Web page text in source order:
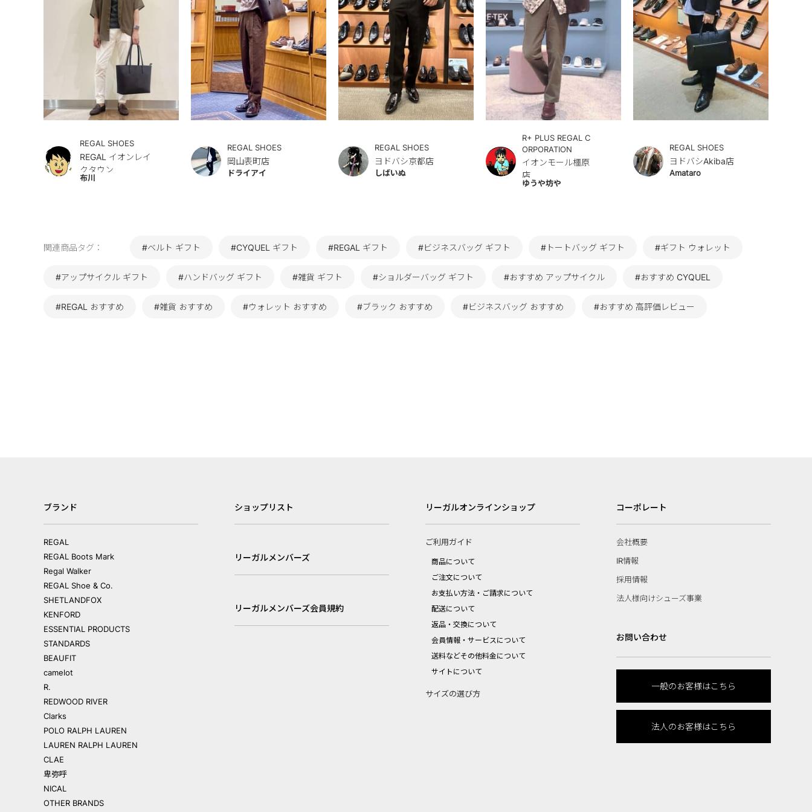
REGAL SHOES
REGAL イオンレイ
クタウン
布川
REGAL SHOES
岡山表町店
ドライアイ
REGAL SHOES
ヨドバシ京都店
しばいぬ
R+ PLUS REGAL C
ORPORATION
イオンモール橿原
店
ゆうや坊や
REGAL SHOES
ヨドバシAkiba店
Amataro
関連商品タグ： #ベルト ギフト #CYQUEL ギフト #REGAL ギフト #ビジネスバッグ ギフト #トートバッグ ギフト #ギフト ウォレット
#アップサイクル ギフト #ハンドバッグ ギフト #雑貨 ギフト #ショルダーバッグ ギフト #おすすめ アップサイクル #おすすめ CYQUEL
#REGAL おすすめ #雑貨 おすすめ #ウォレット おすすめ #ブラック おすすめ #ビジネスバッグ おすすめ #おすすめ 高評価レビュー
ブランド
REGAL
REGAL Boots Mark
Regal Walker
REGAL Shoe & Co.
SHETLANDFOX
KENFORD
ESSENTIAL PRODUCTS
STANDARDS
BEAUFIT
camelot
R.
REDWOOD RIVER
Clarks
POLO RALPH LAUREN
LAUREN RALPH LAUREN
CLAE
卑弥呼
NICAL
OTHER BRANDS
ショップリスト
リーガルメンバーズ
リーガルメンバーズ会員規約
リーガルオンラインショップ
ご利用ガイド
商品について
ご注文について
お支払い方法・ご請求について
配送について
返品・交換について
会員情報・サービスについて
送料などその他料金について
サイトについて
サイズの選び方
コーポレート
会社概要
IR情報
採用情報
法人様向けシューズ事業
お問い合わせ
一般のお客様はこちら
法人のお客様はこちら